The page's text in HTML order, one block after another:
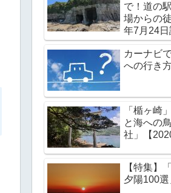
で！道の
場からの
年7月24日
カーナビ
への行き
「楯ヶ崎
と海への
社」【
【特集】
夕陽100